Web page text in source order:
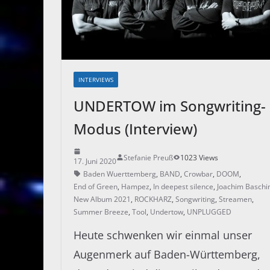
INTERVIEWS
UNDERTOW im Songwriting-
Modus (Interview)
17. Juni 2020 Stefanie Preuß
1023 Views
Baden Wuerttemberg, BAND, Crowbar, DOOM,
End of Green, Hampez, In deepest silence, Joachim
New Album 2021, ROCKHARZ, Songwriting, Streamen,
Summer Breeze, Tool, Undertow, UNPLUGGED
Heute schwenken wir einmal unser
Augenmerk auf Baden-Württemberg,